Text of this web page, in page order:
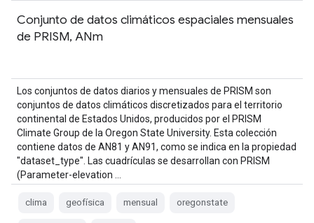
Conjunto de datos climáticos espaciales mensuales
de PRISM, ANm
Los conjuntos de datos diarios y mensuales de PRISM son
conjuntos de datos climáticos discretizados para el territorio
continental de Estados Unidos, producidos por el PRISM
Climate Group de la Oregon State University. Esta colección
contiene datos de AN81 y AN91, como se indica en la propiedad
"dataset_type". Las cuadrículas se desarrollan con PRISM
(Parameter-elevation …
clima geofísica mensual oregonstate